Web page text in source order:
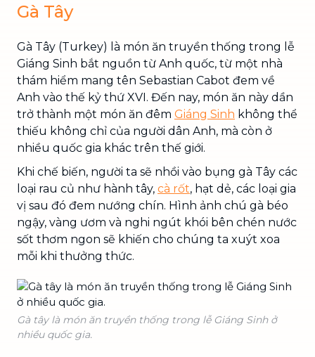
Gà Tây
Gà Tây (Turkey) là món ăn truyền thống trong lễ
Giáng Sinh bắt nguồn từ Anh quốc, từ một nhà
thám hiểm mang tên Sebastian Cabot đem về
Anh vào thế kỷ thứ XVI. Đến nay, món ăn này dần
trở thành một món ăn đêm Giáng Sinh không thể
thiếu không chỉ của người dân Anh, mà còn ở
nhiều quốc gia khác trên thế giới.
Khi chế biến, người ta sẽ nhồi vào bụng gà Tây các
loại rau củ như hành tây, cà rốt, hạt dẻ, các loại gia
vị sau đó đem nướng chín. Hình ảnh chú gà béo
ngậy, vàng ươm và nghi ngút khói bên chén nước
sốt thơm ngon sẽ khiến cho chúng ta xuýt xoa
mỗi khi thưởng thức.
Gà tây là món ăn truyền thống trong lễ Giáng Sinh ở
nhiều quốc gia.